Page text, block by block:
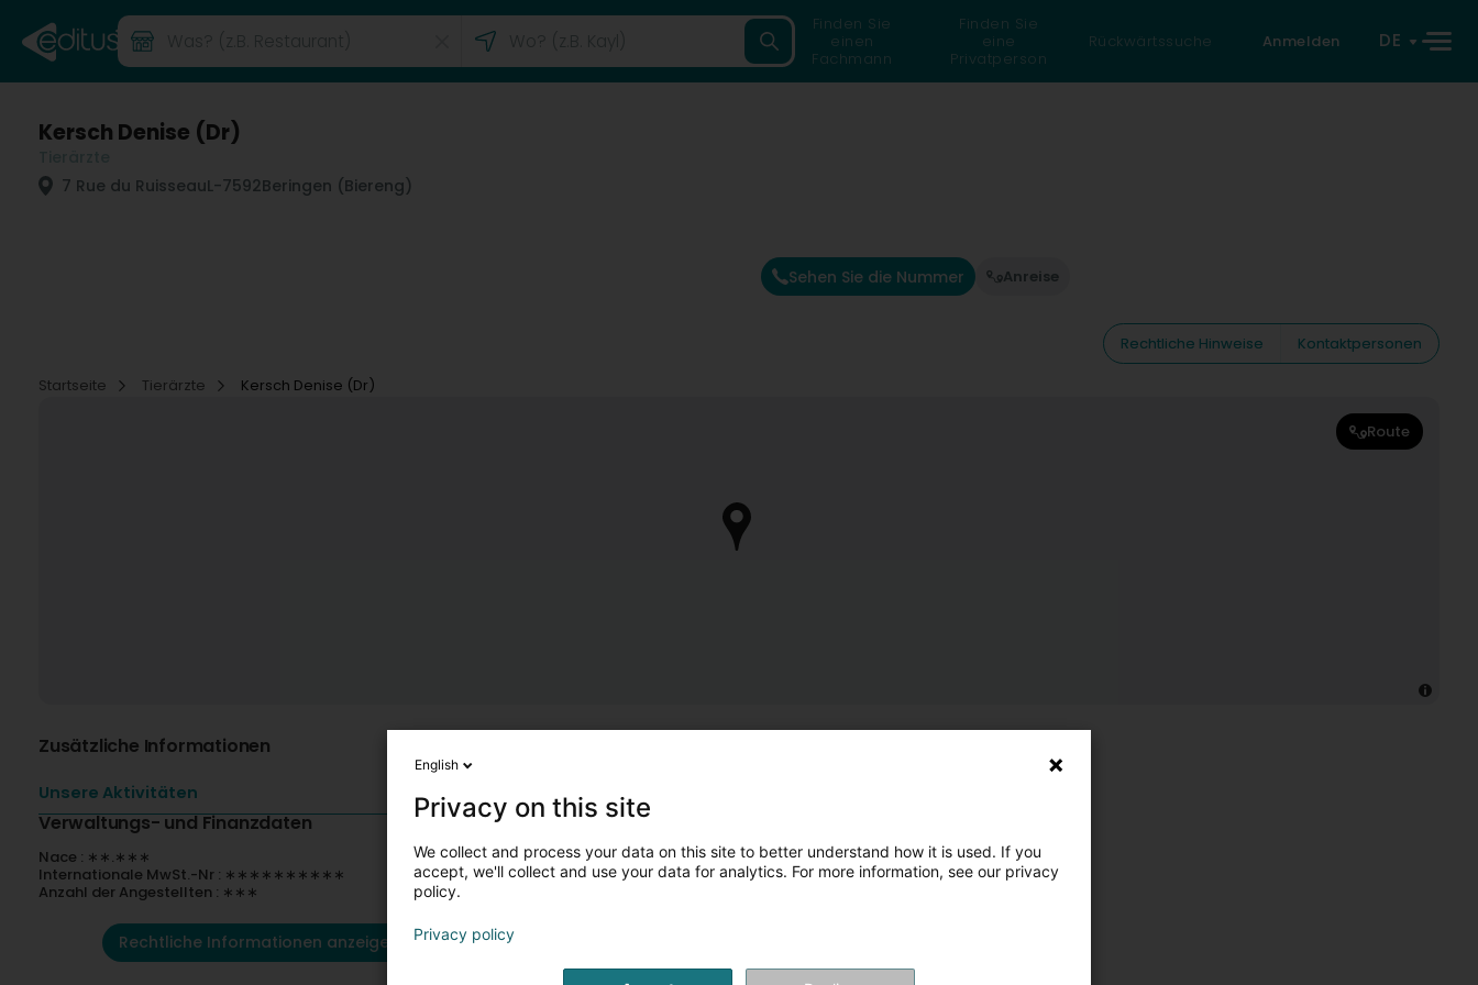
Finden Sie
einen
Fachmann
Finden Sie
eine
Privatperson
Rückwärtssuche Anmelden DE
Kersch Denise (Dr)
7 Rue du RuisseauL-7592Beringen (Biereng)
Sehen Sie die Nummer Anreise
Rechtliche Hinweise
Kontaktpersonen
Startseite
Tierärzte Kersch Denise (Dr)
Route
Zusätzliche Informationen
Unsere Aktivitäten
Verwaltungs- und Finanzdaten
Nace : ∗∗.∗∗∗
Internationale MwSt.-Nr : ∗∗∗∗∗∗∗∗∗∗
Anzahl der Angestellten : ∗∗∗
Rechtliche Informationen anzeigen
English
Privacy on this site
We collect and process your data on this site to better understand how it is used. If you
accept, we'll collect and use your data for analytics. For more information, see our privacy
policy.
Privacy policy